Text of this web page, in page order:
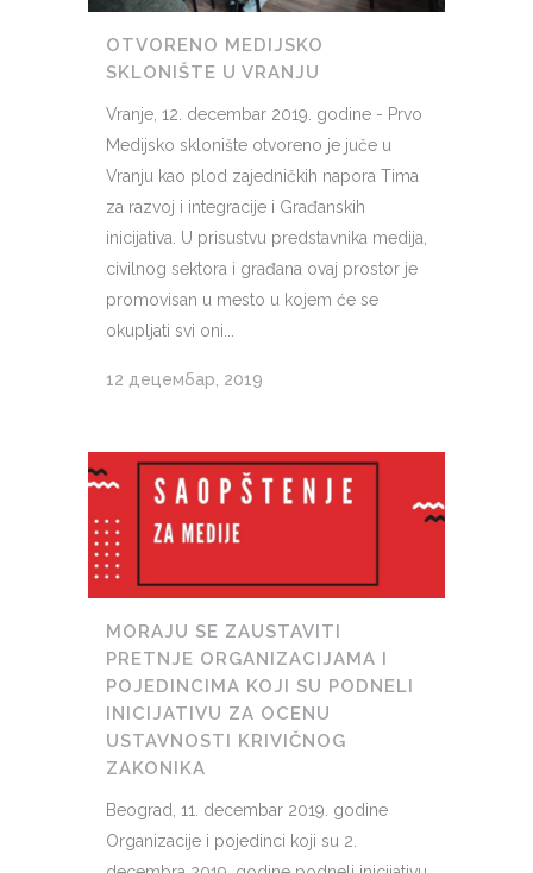
OTVORENO MEDIJSKO
SKLONIŠTE U VRANJU
Vranje, 12. decembar 2019. godine - Prvo
Medijsko sklonište otvoreno je juče u
Vranju kao plod zajedničkih napora Tima
za razvoj i integracije i Građanskih
inicijativa. U prisustvu predstavnika medija,
civilnog sektora i građana ovaj prostor je
promovisan u mesto u kojem će se
okupljati svi oni...
12 децембар, 2019
MORAJU SE ZAUSTAVITI
PRETNJE ORGANIZACIJAMA I
POJEDINCIMA KOJI SU PODNELI
INICIJATIVU ZA OCENU
USTAVNOSTI KRIVIČNOG
ZAKONIKA
Beograd, 11. decembar 2019. godine
Organizacije i pojedinci koji su 2.